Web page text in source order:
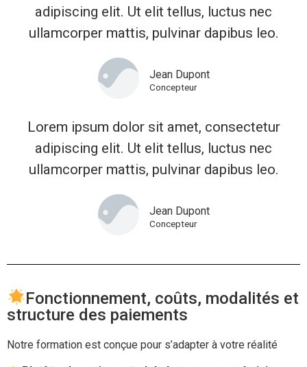
adipiscing elit. Ut elit tellus, luctus nec
ullamcorper mattis, pulvinar dapibus leo.
Jean Dupont
Concepteur
Lorem ipsum dolor sit amet, consectetur
adipiscing elit. Ut elit tellus, luctus nec
ullamcorper mattis, pulvinar dapibus leo.
Jean Dupont
Concepteur
Fonctionnement, coûts, modalités et
structure des paiements
Notre formation est conçue pour s’adapter à votre réalité